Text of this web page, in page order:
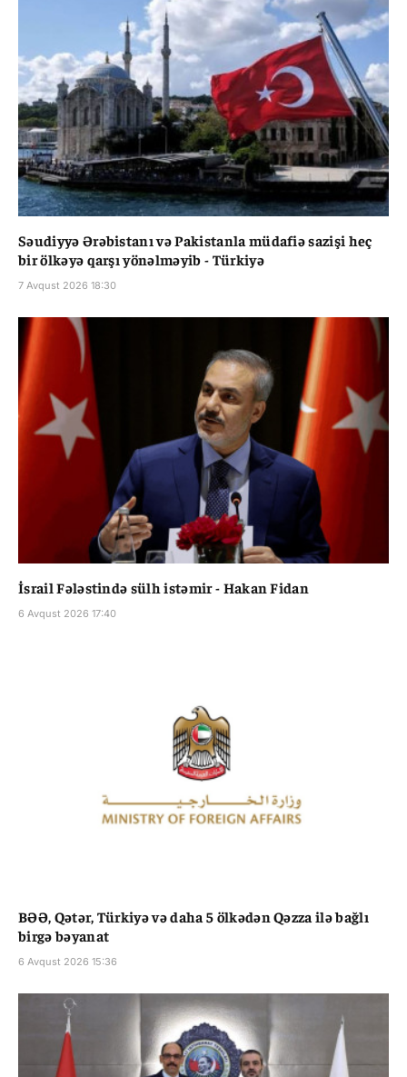
Səudiyyə Ərəbistanı və Pakistanla müdafiə sazişi heç
bir ölkəyə qarşı yönəlməyib - Türkiyə
7 Avqust 2026 18:30
İsrail Fələstində sülh istəmir - Hakan Fidan
6 Avqust 2026 17:40
BƏƏ, Qətər, Türkiyə və daha 5 ölkədən Qəzza ilə bağlı
birgə bəyanat
6 Avqust 2026 15:36